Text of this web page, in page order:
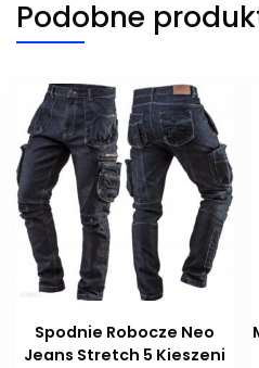
Podobne
Spodnie Robocze Neo
Jeans Stretch 5 Kieszeni